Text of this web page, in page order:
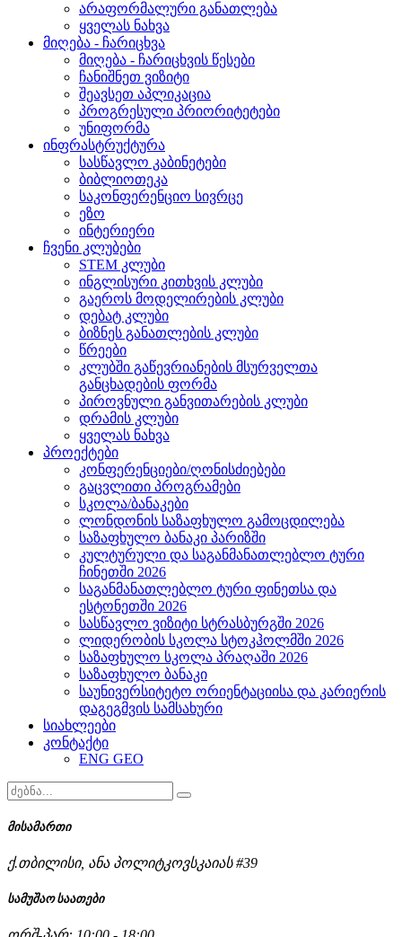
არაფორმალური განათლება
ყველას ნახვა
მიღება - ჩარიცხვა
მიღება - ჩარიცხვის წესები
ჩანიშნეთ ვიზიტი
შეავსეთ აპლიკაცია
პროგრესული პრიორიტეტები
უნიფორმა
ინფრასტრუქტურა
სასწავლო კაბინეტები
ბიბლიოთეკა
საკონფერენციო სივრცე
ეზო
ინტერიერი
ჩვენი კლუბები
STEM კლუბი
ინგლისური კითხვის კლუბი
გაეროს მოდელირების კლუბი
დებატ კლუბი
ბიზნეს განათლების კლუბი
წრეები
კლუბში გაწევრიანების მსურველთა
განცხადების ფორმა
პიროვნული განვითარების კლუბი
დრამის კლუბი
ყველას ნახვა
პროექტები
კონფერენციები/ღონისძიებები
გაცვლითი პროგრამები
სკოლა/ბანაკები
ლონდონის საზაფხულო გამოცდილება
საზაფხულო ბანაკი პარიზში
კულტურული და საგანმანათლებლო ტური
ჩინეთში 2026
საგანმანათლებლო ტური ფინეთსა და
ესტონეთში 2026
სასწავლო ვიზიტი სტრასბურგში 2026
ლიდერობის სკოლა სტოკჰოლმში 2026
საზაფხულო სკოლა პრაღაში 2026
საზაფხულო ბანაკი
საუნივერსიტეტო ორიენტაციისა და კარიერის
დაგეგმვის სამსახური
სიახლეები
კონტაქტი
ENG GEO
მისამართი
ქ.თბილისი, ანა პოლიტკოვსკაიას #39
სამუშაო საათები